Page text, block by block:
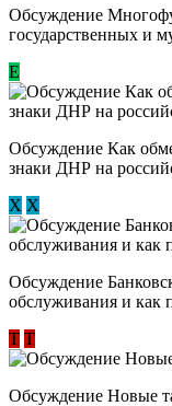
Обсуждение
государственных и
E
Обсуждение ​Как
знаки ДНР на
Х Х
Обсуждение
обслуживания и как
Т Т
Обсуждение Новые